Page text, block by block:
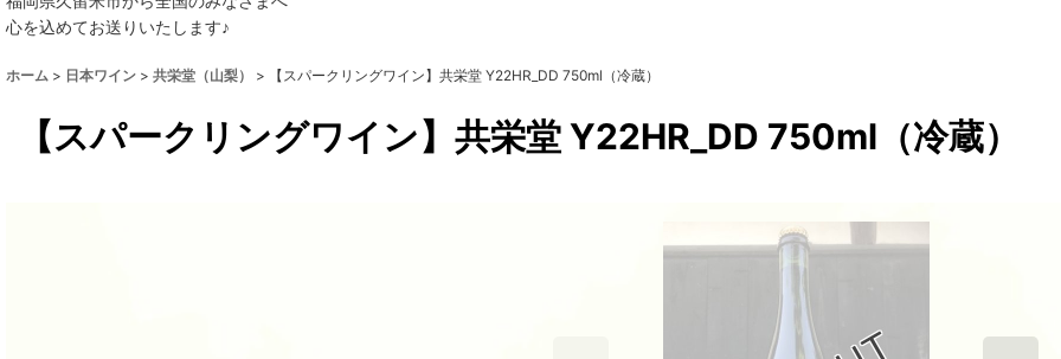
心を込めてお送りいたします♪
ホーム > 日本ワイン > 共栄堂（山梨） > 【スパークリングワイン】共栄堂 Y22HR_DD 750ml（冷蔵）
【スパークリングワイン】共栄堂 Y22HR_DD 750ml（冷蔵）